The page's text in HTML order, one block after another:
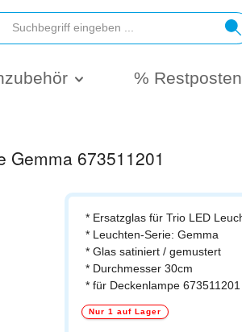
%
Gemma 673511201
* Ersatzglas für Trio LED
* Leuchten-Serie: Gemma
* Glas satiniert / gemustert
* Durchmesser 30cm
* für Deckenlampe 673511201
Nur 1 auf Lager